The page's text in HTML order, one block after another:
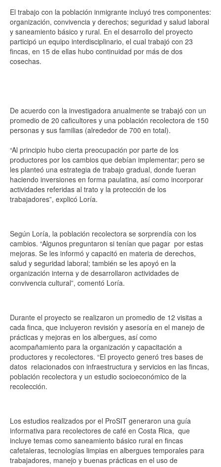
El trabajo con la población inmigrante incluyó tres componentes:
organización, convivencia y derechos; seguridad y salud laboral
y saneamiento básico y rural. En el desarrollo del proyecto
participó un equipo interdisciplinario, el cual trabajó con 23
fincas, en 15 de ellas hubo continuidad por más de dos
cosechas.
De acuerdo con la investigadora anualmente se trabajó con un
promedio de 20 caficultores y una población recolectora de 150
personas y sus familias (alrededor de 700 en total).
“Al principio hubo cierta preocupación por parte de los
productores por los cambios que debían implementar; pero se
les planteó una estrategia de trabajo gradual, donde fueran
haciendo inversiones en forma paulatina, así como incorporar
actividades referidas al trato y la protección de los
trabajadores”, explicó Loría.
Según Loría, la población recolectora se sorprendía con los
cambios. “Algunos preguntaron si tenían que pagar por estas
mejoras. Se les informó y capacitó en materia de derechos,
salud y seguridad laboral; también se les apoyó en la
organización interna y de desarrollaron actividades de
convivencia cultural”, comentó Loría.
Durante el proyecto se realizaron un promedio de 12 visitas a
cada finca, que incluyeron revisión y asesoría en el manejo de
prácticas y mejoras en los albergues, así como
acompañamiento para la organización y capacitación a
productores y recolectores. “El proyecto generó tres bases de
datos relacionados con infraestructura y servicios en las fincas,
población recolectora y un estudio socioeconómico de la
recolección.
Los estudios realizados por el ProSIT generaron una guía
informativa para recolectores de café en Costa Rica, que
incluye temas como saneamiento básico rural en fincas
cafetaleras, tecnologías limpias en albergues temporales para
trabajadores, manejo y buenas prácticas en el uso de